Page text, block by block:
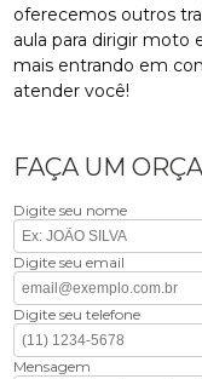
oferecemos outros
aula para dirigir moto
mais entrando em
atender você!
FAÇA UM
Digite seu nome
Digite seu email
Digite seu telefone
Mensagem